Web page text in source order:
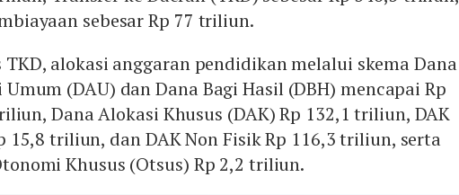
sebesar Rp 77 triliun.
TKD, alokasi anggaran pendidikan melalui skema Dana
(DAU) dan Dana Bagi Hasil (DBH) mencapai Rp
Dana Alokasi Khusus (DAK) Rp 132,1 triliun, DAK
15,8 triliun, dan DAK Non Fisik Rp 116,3 triliun, serta
Khusus (Otsus) Rp 2,2 triliun.